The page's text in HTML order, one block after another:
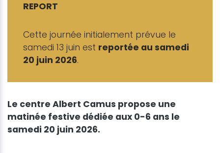
REPORT
Cette journée initialement prévue le
samedi 13 juin est reportée au samedi
20 juin 2026.
Le centre Albert Camus propose une
matinée festive dédiée aux 0-6 ans le
samedi 20 juin 2026.